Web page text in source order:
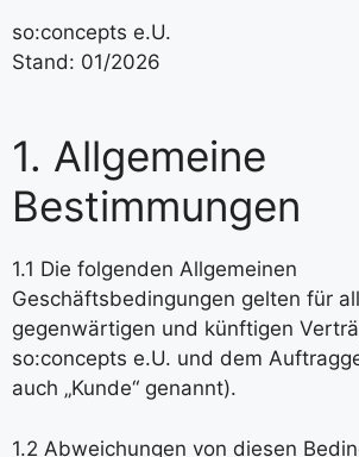
so:concepts e.U.
Stand: 01/2026
1. Allgemeine
Bestimmungen
1.1 Die folgenden Allgemeinen
Geschäftsbedingungen gelten für
gegenwärtigen und künftigen
so:concepts e.U. und dem
auch „Kunde“ genannt).
1.2 Abweichungen von diesen